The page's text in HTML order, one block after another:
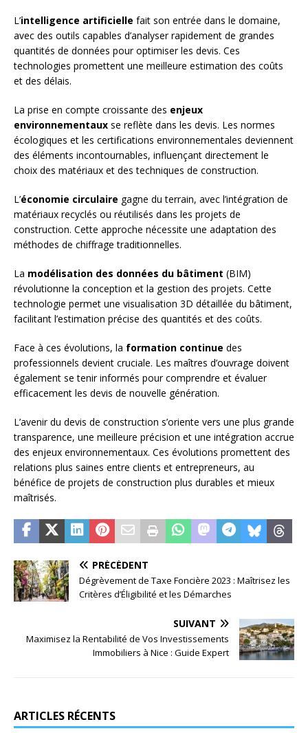
L’intelligence artificielle fait son entrée dans le domaine,
avec des outils capables d’analyser rapidement de grandes
quantités de données pour optimiser les devis. Ces
technologies promettent une meilleure estimation des coûts
et des délais.
La prise en compte croissante des enjeux
environnementaux se reflète dans les devis. Les normes
écologiques et les certifications environnementales deviennent
des éléments incontournables, influençant directement le
choix des matériaux et des techniques de construction.
L’économie circulaire gagne du terrain, avec l’intégration de
matériaux recyclés ou réutilisés dans les projets de
construction. Cette approche nécessite une adaptation des
méthodes de chiffrage traditionnelles.
La modélisation des données du bâtiment (BIM)
révolutionne la conception et la gestion des projets. Cette
technologie permet une visualisation 3D détaillée du bâtiment,
facilitant l’estimation précise des quantités et des coûts.
Face à ces évolutions, la formation continue des
professionnels devient cruciale. Les maîtres d’ouvrage doivent
également se tenir informés pour comprendre et évaluer
efficacement les devis de nouvelle génération.
L’avenir du devis de construction s’oriente vers une plus grande
transparence, une meilleure précision et une intégration accrue
des enjeux environnementaux. Ces évolutions promettent des
relations plus saines entre clients et entrepreneurs, au
bénéfice de projets de construction plus durables et mieux
maîtrisés.
PRÉCÉDENT
Dégrèvement de Taxe Foncière 2023 : Maîtrisez les
Critères d’Éligibilité et les Démarches
SUIVANT
Maximisez la Rentabilité de Vos Investissements
Immobiliers à Nice : Guide Expert
ARTICLES RÉCENTS